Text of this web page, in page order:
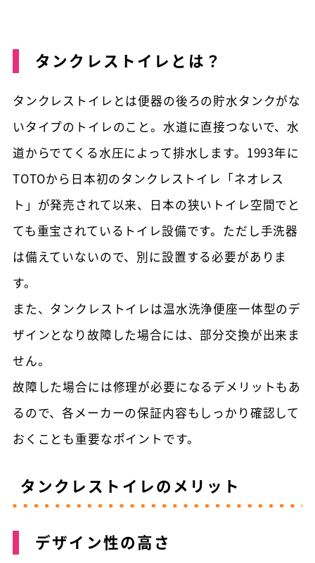
タンクレストイレとは？
タンクレストイレとは便器の後ろの貯水タンクがな
いタイプのトイレのこと。水道に直接つないで、水
道からでてくる水圧によって排水します。1993年に
TOTOから日本初のタンクレストイレ「ネオレス
ト」が発売されて以来、日本の狭いトイレ空間でと
ても重宝されているトイレ設備です。ただし手洗器
は備えていないので、別に設置する必要がありま
す。
また、タンクレストイレは温水洗浄便座一体型のデ
ザインとなり故障した場合には、部分交換が出来ま
せん。
故障した場合には修理が必要になるデメリットもあ
るので、各メーカーの保証内容もしっかり確認して
おくことも重要なポイントです。
タンクレストイレのメリット
デザイン性の高さ